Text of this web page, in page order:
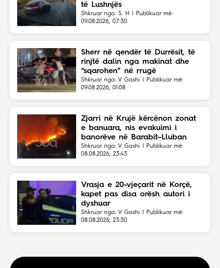
të Lushnjës
Shkruar nga: S. H | Publikuar më:
09.08.2026, 07:30
Sherr në qendër të Durrësit, të
rinjtë dalin nga makinat dhe
“sqarohen” në rrugë
Shkruar nga: V Gashi | Publikuar më:
09.08.2026, 01:08
Zjarri në Krujë kërcënon zonat
e banuara, nis evakuimi i
banorëve në Barabit–Lluban
Shkruar nga: V Gashi | Publikuar më:
08.08.2026, 23:43
Vrasja e 20-vjeçarit në Korçë,
kapet pas disa orësh autori i
dyshuar
Shkruar nga: V Gashi | Publikuar më:
08.08.2026, 23:30